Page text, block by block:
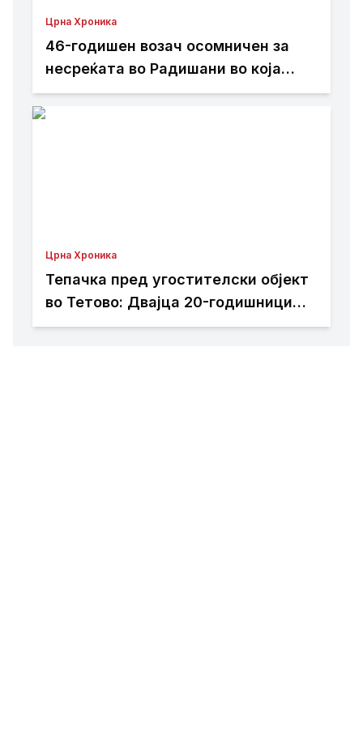
Црна Хроника
46-годишен возач осомничен за
несреќата во Радишани во која
загина мотоциклист
Црна Хроника
Тепачка пред угостителски објект
во Тетово: Двајца 20-годишници
избодени со нож, тројца приведени